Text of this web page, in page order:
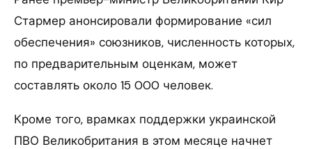
Стармер анонсировали формирование «сил
обеспечения» союзников, численность которых,
по предварительным оценкам, может
составлять около 15 000 человек.
Кроме того, врамках поддержки украинской
ПВО Великобритания в этом месяце начнет